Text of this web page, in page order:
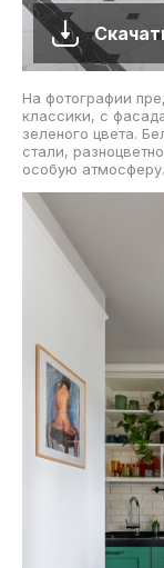
На фотографии
классики, с
зеленого цвета.
стали,
особую атмосферу.